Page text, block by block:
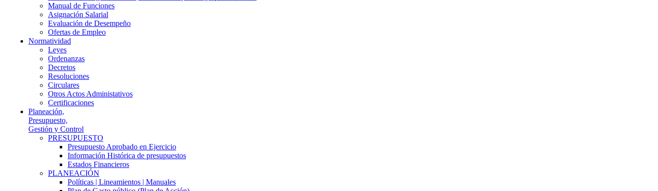
Manual de Funciones
Asignación Salarial
Evaluación de Desempeño
Ofertas de Empleo
Normatividad
Leyes
Ordenanzas
Decretos
Resoluciones
Circulares
Otros Actos Administativos
Certificaciones
Planeación,
Presupuesto,
Gestión y Control
PRESUPUESTO
Presupuesto Aprobado en Ejercicio
Información Histórica de presupuestos
Estados Financieros
PLANEACIÓN
Políticas | Lineamientos | Manuales